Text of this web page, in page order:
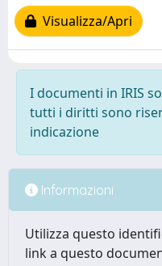
Visualizza/Apri
I documenti in IRIS
tutti i diritti sono
indicazione
Informazioni
Utilizza questo
link a questo